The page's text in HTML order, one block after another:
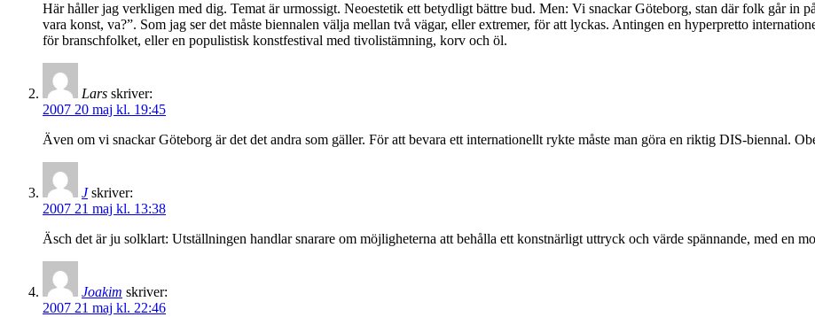
Här håller jag verkligen med dig. Temat är urmossigt. Neoestetik ett betydligt bättre bud. Men: Vi snackar Göteborg, stan där folk går in
vara konst, va?”. Som jag ser det måste biennalen välja mellan två vägar, eller extremer, för att lyckas. Antingen en hyperpretto
för branschfolket, eller en populistisk konstfestival med tivolistämning, korv och öl.
Lars skriver:
2007 20 maj kl. 19:45
Även om vi snackar Göteborg är det det andra som gäller. För att bevara ett internationellt rykte måste man göra en riktig DIS-biennal.
J skriver:
2007 21 maj kl. 13:38
Äsch det är ju solklart: Utställningen handlar snarare om möjligheterna att behålla ett konstnärligt uttryck och värde spännande, med en
Joakim skriver:
2007 21 maj kl. 22:46